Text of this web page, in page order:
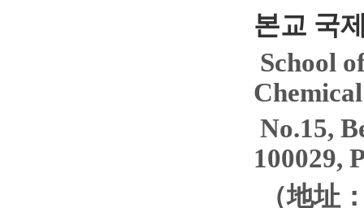
본교 국
School
No.15,
100029,
（地址